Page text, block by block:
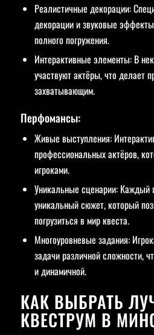
Реалистичные декорации:
декорации и звуковые
полного погружения.
Интерактивные элементы: В
участвуют актёры, что делает
захватывающим.
Перфомансы:
Живые выступления:
профессиональных актёров,
игроками.
Уникальные сценарии: Каждый
уникальный сюжет, который
погрузиться в мир квеста.
Многоуровневые задания:
задачи различной сложности,
и динамичной.
КАК ВЫБРАТЬ
КВЕСТРУМ В